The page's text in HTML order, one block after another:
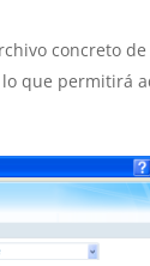
concreto
que permitirá